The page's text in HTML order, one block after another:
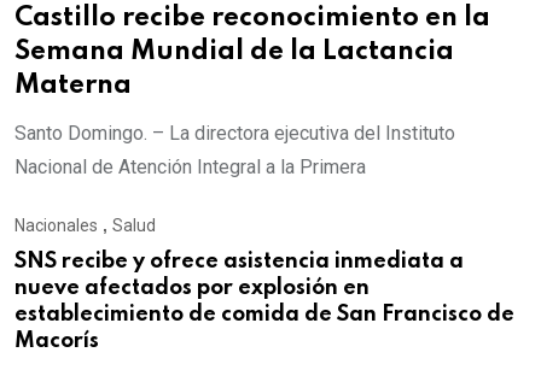
Castillo recibe reconocimiento en la
Semana Mundial de la Lactancia
Materna
Santo Domingo. – La directora ejecutiva del Instituto
Nacional de Atención Integral a la Primera
Nacionales , Salud
SNS recibe y ofrece asistencia inmediata a
nueve afectados por explosión en
establecimiento de comida de San Francisco de
Macorís